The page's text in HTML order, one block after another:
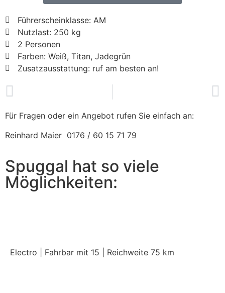
Führerscheinklasse: AM
Nutzlast: 250 kg
2 Personen
Farben: Weiß, Titan, Jadegrün
Zusatzausstattung: ruf am besten an!
Für Fragen oder ein Angebot rufen Sie einfach an:
Reinhard Maier 0176 / 60 15 71 79
Spuggal hat so viele
Möglichkeiten:
Electro | Fahrbar mit 15 | Reichweite 75 km